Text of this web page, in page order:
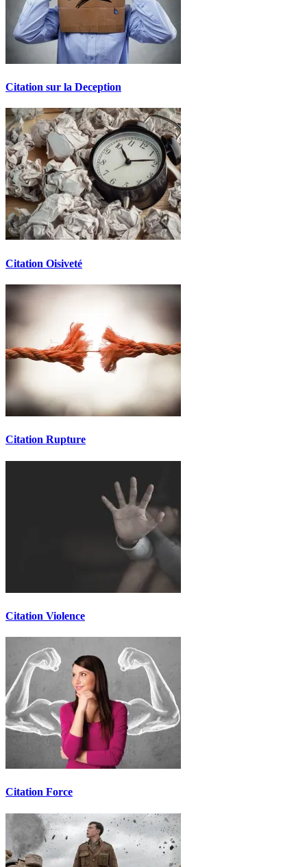
Citation sur la Deception
Citation Oisiveté
Citation Rupture
Citation Violence
Citation Force